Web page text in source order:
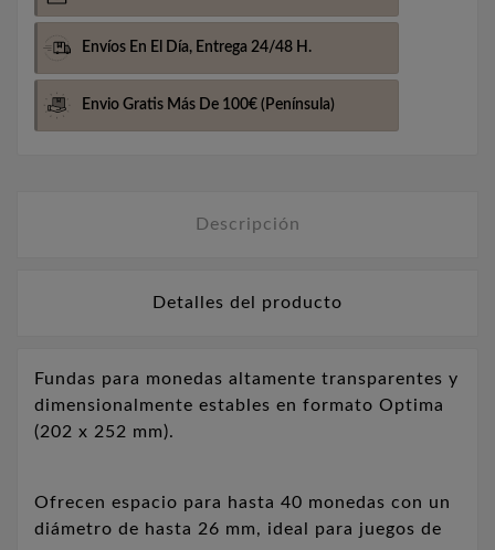
Envíos En El Día, Entrega 24/48 H.
Envio Gratis Más De 100€ (Península)
Descripción
Detalles del producto
Fundas para monedas altamente transparentes y
dimensionalmente estables en formato Optima
(202 x 252 mm).
Ofrecen espacio para hasta 40 monedas con un
diámetro de hasta 26 mm, ideal para juegos de